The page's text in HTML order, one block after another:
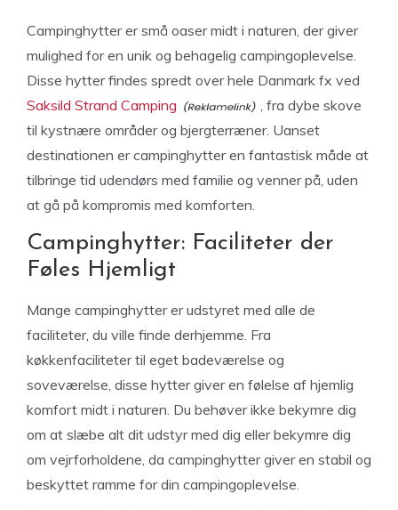
Campinghytter er små oaser midt i naturen, der giver
mulighed for en unik og behagelig campingoplevelse.
Disse hytter findes spredt over hele Danmark fx ved
Saksild Strand Camping
, fra dybe skove
til kystnære områder og bjergterræner. Uanset
destinationen er campinghytter en fantastisk måde at
tilbringe tid udendørs med familie og venner på, uden
at gå på kompromis med komforten.
Campinghytter: Faciliteter der
Føles Hjemligt
Mange campinghytter er udstyret med alle de
faciliteter, du ville finde derhjemme. Fra
køkkenfaciliteter til eget badeværelse og
soveværelse, disse hytter giver en følelse af hjemlig
komfort midt i naturen. Du behøver ikke bekymre dig
om at slæbe alt dit udstyr med dig eller bekymre dig
om vejrforholdene, da campinghytter giver en stabil og
beskyttet ramme for din campingoplevelse.